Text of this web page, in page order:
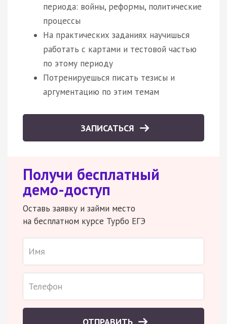
периода: войны, реформы, политические
процессы
На практических заданиях научишься
работать с картами и тестовой частью
по этому периоду
Потренируешься писать тезисы и
аргументацию по этим темам
ЗАПИСАТЬСЯ
Получи бесплатный
демо-доступ
Оставь заявку и займи место
на бесплатном курсе Турбо ЕГЭ
ОТПРАВИТЬ